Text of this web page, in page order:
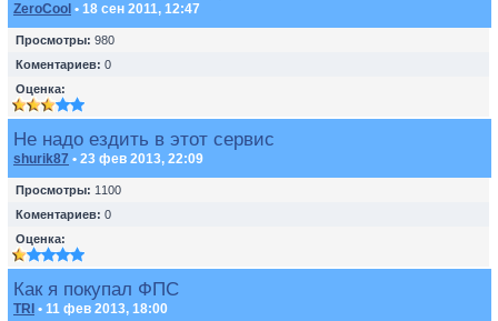
ZeroCool • 18 сен 2011, 12:47
Просмотры: 980
Коментариев: 0
Оценка:
Не надо ездить в этот сервис
shurik87 • 23 фев 2013, 22:09
Просмотры: 1100
Коментариев: 0
Оценка:
Как я покупал ФПС
TRI • 11 фев 2013, 18:00